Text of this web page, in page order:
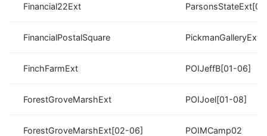
Financial22Ext
FinancialPostalSquare PickmanGalleryExt
FinchFarmExt POIJeffB[01-06]
ForestGroveMarshExt POIJoel[01-08]
ForestGroveMarshExt[02-06] POIMCamp02